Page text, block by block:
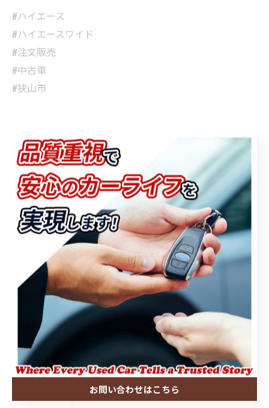
#ハイエース
#ハイエースワイド
#注文販売
#中古車
#狭山市
< 前のページ 一覧に戻る 次のページ >
関連タグ
#中古車 #狭山市
カテゴリー Categories
全てのカテゴリー
販売
お問い合わせはこちら